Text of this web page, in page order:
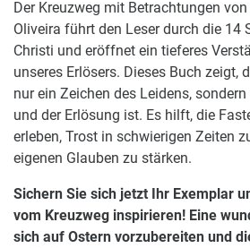
Der Kreuzweg mit Betrachtungen
Oliveira führt den Leser durch die 14
Christi und eröffnet ein tieferes
unseres Erlösers. Dieses Buch zeigt,
nur ein Zeichen des Leidens,
und der Erlösung ist. Es hilft, die
erleben, Trost in schwierigen Zeiten
eigenen Glauben zu stärken.
Sichern Sie sich jetzt Ihr Exemplar
vom Kreuzweg inspirieren! Eine
sich auf Ostern vorzubereiten und